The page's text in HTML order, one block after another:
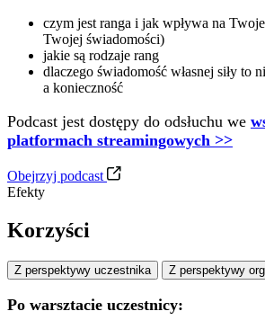
czym jest ranga i jak wpływa na
Twojej świadomości)
jakie są rodzaje rang
dlaczego świadomość własnej siły to
a konieczność
Podcast jest dostępy do odsłuchu we
platformach streamingowych >>
Obejrzyj podcast
Efekty
Korzyści
Z perspektywy uczestnika Z perspektywy
Po warsztacie uczestnicy: